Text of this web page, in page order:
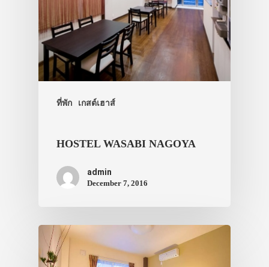
ที่พัก เกสต์เฮาส์
HOSTEL WASABI NAGOYA
admin
December 7, 2016